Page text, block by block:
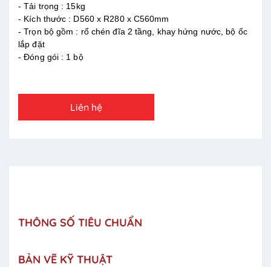
- Tải trọng : 15kg
- Kích thước : D560 x R280 x C560mm
- Trọn bộ gồm : rổ chén đĩa 2 tầng, khay hứng nước, bộ ốc
lắp đặt
- Đóng gói : 1 bộ
Liên hệ
THÔNG SỐ TIÊU CHUẨN
BẢN VẼ KỸ THUẬT